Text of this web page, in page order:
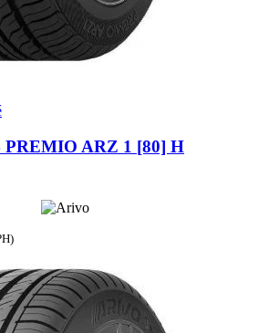
PREMIO ARZ 1 [80] H